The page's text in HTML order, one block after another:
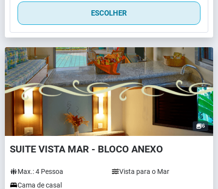
ESCOLHER
6
SUITE VISTA MAR - BLOCO ANEXO
Max.:4 Pessoa
Vista para o Mar
Cama de casal